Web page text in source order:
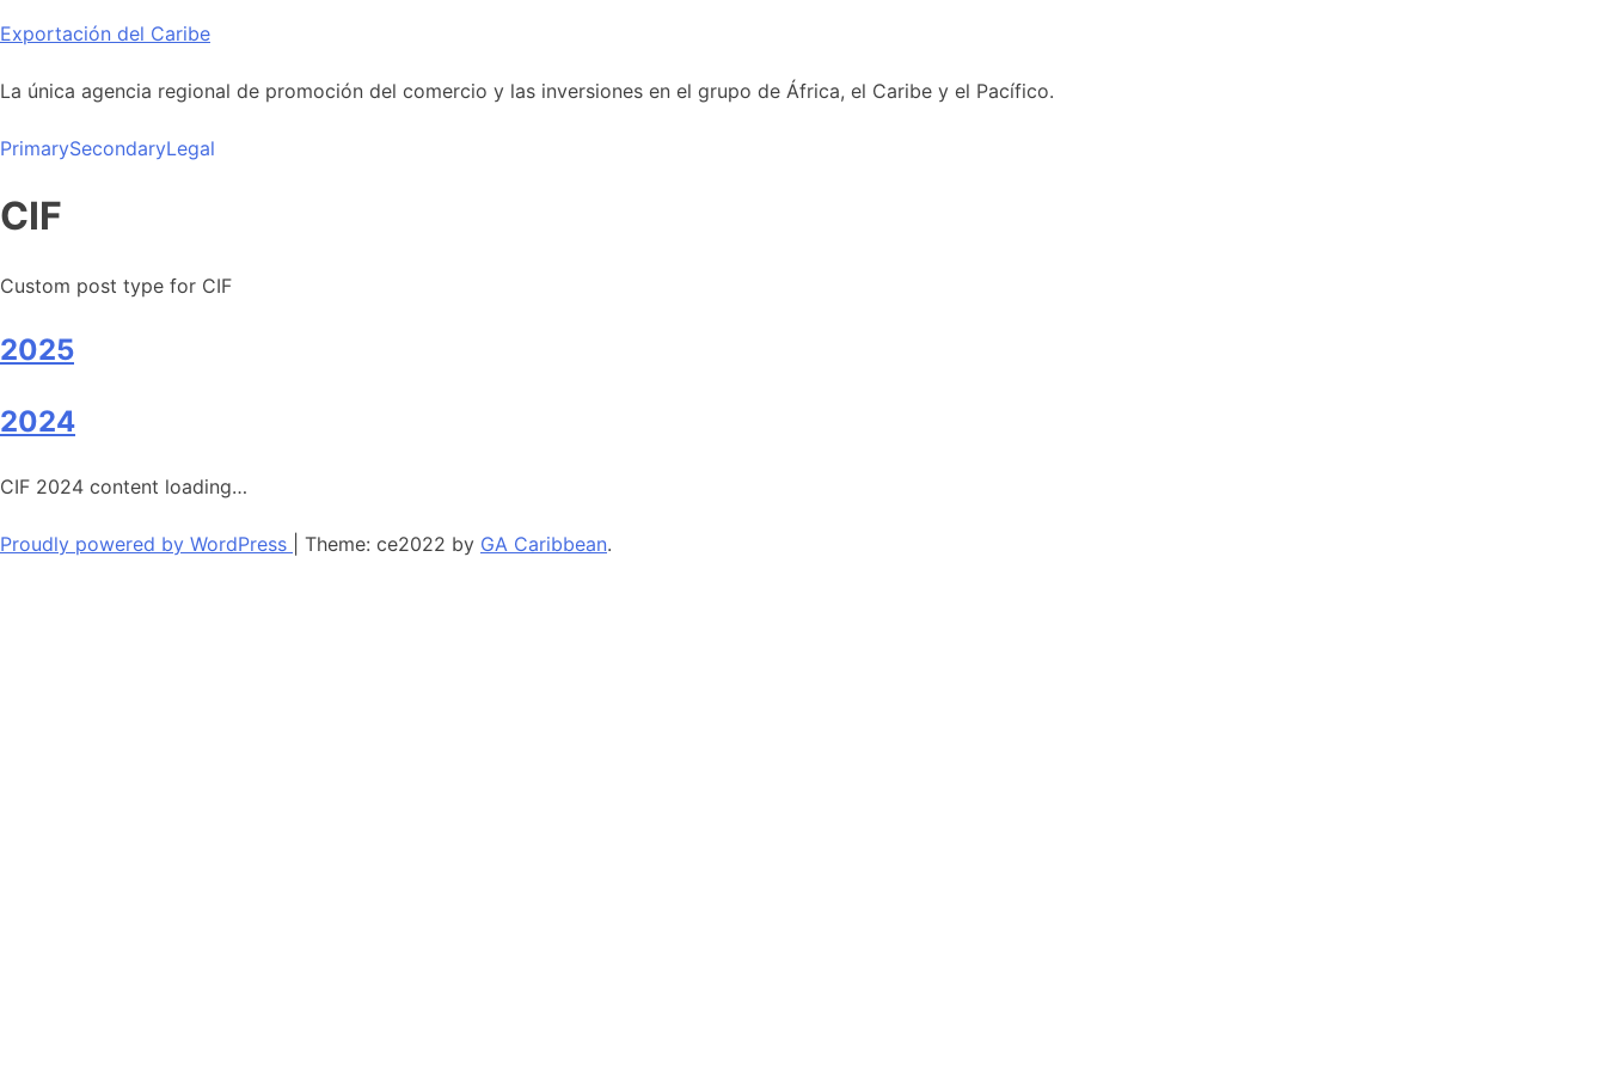
Skip
content
Exportación del Caribe
La única agencia regional de promoción del comercio y las inversiones en el grupo de África, el Caribe y el Pacífico.
PrimarySecondaryLegal
CIF
Custom post type for CIF
2025
2024
CIF 2024 content loading…
Proudly powered by WordPress Theme: ce2022 by GA Caribbean.